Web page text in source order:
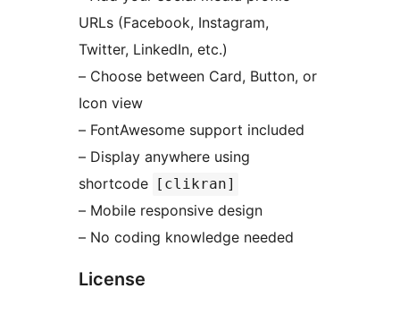
URLs (Facebook, Instagram,
Twitter, LinkedIn, etc.)
– Choose between Card, Button, or
Icon view
– FontAwesome support included
– Display anywhere using
shortcode [clikran]
– Mobile responsive design
– No coding knowledge needed
License